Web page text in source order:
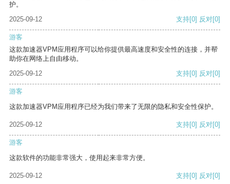
护。
2025-09-12
支持[0] 反对[0]
游客
这款加速器VPM应用程序可以给你提供最高速度和安全性的连接，并帮
助你在网络上自由移动。
2025-09-12
支持[0] 反对[0]
游客
这款加速器VPM应用程序已经为我们带来了无限的隐私和安全性保护。
2025-09-12 支持[0] 反对[0]
游客
这款软件的功能非常强大，使用起来非常方便。
2025-09-12 支持[0] 反对[0]